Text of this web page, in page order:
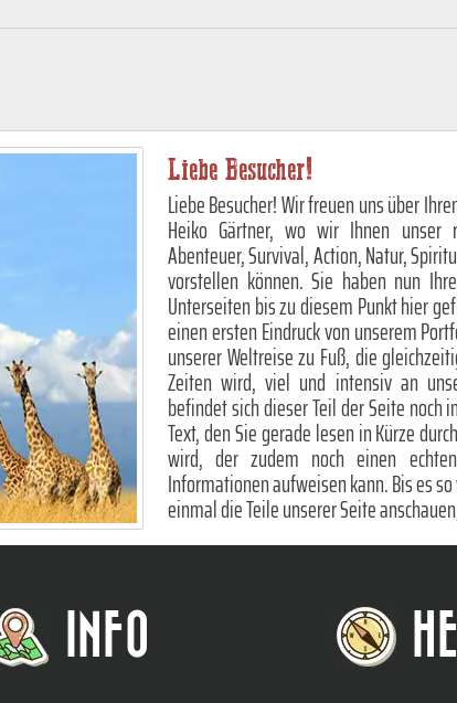
Liebe Besucher!
Liebe Besucher! Wir freuen uns über
Heiko Gärtner, wo wir Ihnen unser
Abenteuer, Survival, Action, Natur,
vorstellen können. Sie haben nun
Unterseiten bis zu diesem Punkt hier
einen ersten Eindruck von unserem
unserer Weltreise zu Fuß, die
Zeiten wird, viel und intensiv an
befindet sich dieser Teil der Seite noch
Text, den Sie gerade lesen in Kürze
wird, der zudem noch einen
Informationen aufweisen kann. Bis es
einmal die Teile unserer Seite
INFO